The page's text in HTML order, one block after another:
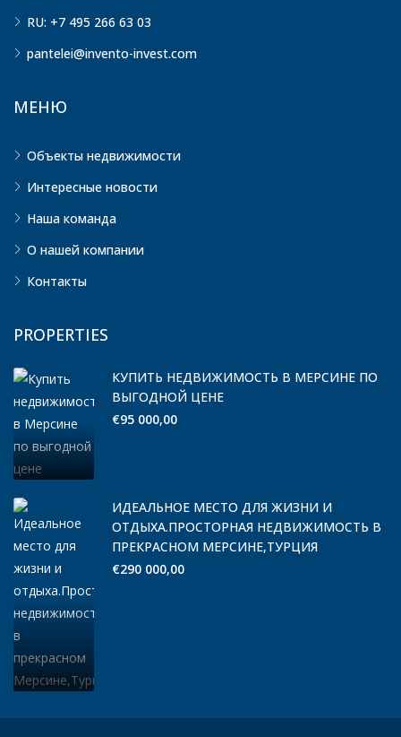
RU: +7 495 266 63 03
pantelei@invento-invest.com
МЕНЮ
Объекты недвижимости
Интересные новости
Наша команда
О нашей компании
Контакты
PROPERTIES
КУПИТЬ НЕДВИЖИМОСТЬ В МЕРСИНЕ ПО
ВЫГОДНОЙ ЦЕНЕ
€95 000,00
ИДЕАЛЬНОЕ МЕСТО ДЛЯ ЖИЗНИ И
ОТДЫХА.ПРОСТОРНАЯ НЕДВИЖИМОСТЬ В
ПРЕКРАСНОМ МЕРСИНЕ,ТУРЦИЯ
€290 000,00